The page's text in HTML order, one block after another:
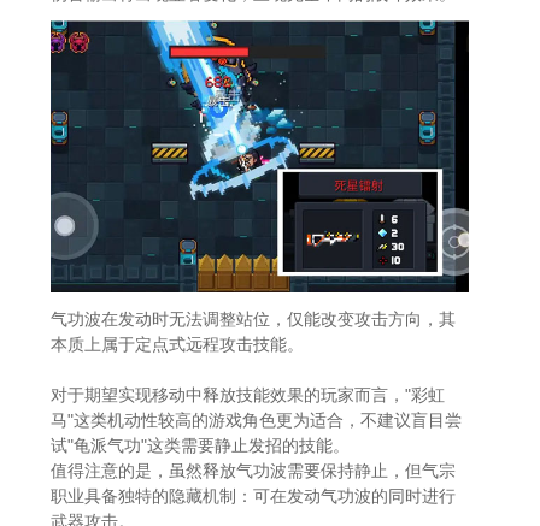
气功波在发动时无法调整站位，仅能改变攻击方向，其
本质上属于定点式远程攻击技能。
对于期望实现移动中释放技能效果的玩家而言，"彩虹
马"这类机动性较高的游戏角色更为适合，不建议盲目尝
试"龟派气功"这类需要静止发招的技能。
值得注意的是，虽然释放气功波需要保持静止，但气宗
职业具备独特的隐藏机制：可在发动气功波的同时进行
武器攻击。